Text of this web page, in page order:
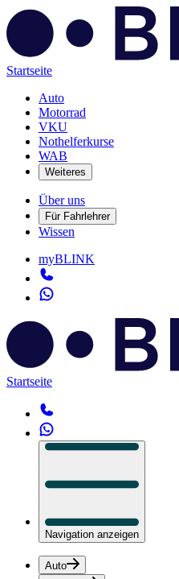
Startseite
Auto
Motorrad
VKU
Nothelferkurse
WAB
Weiteres
Über uns
Für Fahrlehrer
Wissen
myBLINK
Startseite
Navigation anzeigen
Auto